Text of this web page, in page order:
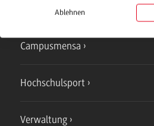
IT Service
Campusmensa
Hochschulsport
Verwaltung
Ablehnen